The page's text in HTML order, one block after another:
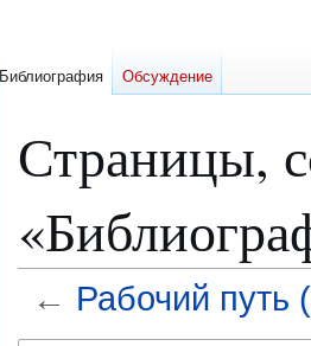
Страницы,
← Рабочий путь
Библиография Обсуждение